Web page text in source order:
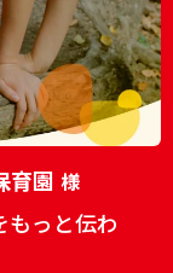
育園 様
もっと伝わ